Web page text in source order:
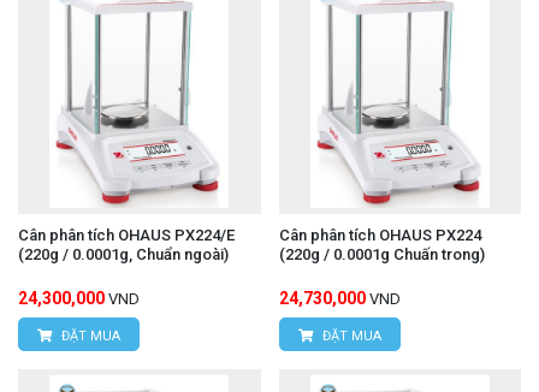
Cân phân tích OHAUS PX224/E
(220g / 0.0001g, Chuẩn ngoài)
24,300,000 VND
ĐẶT MUA
Cân phân tích OHAUS PX224
(220g / 0.0001g Chuấn trong)
24,730,000 VND
ĐẶT MUA